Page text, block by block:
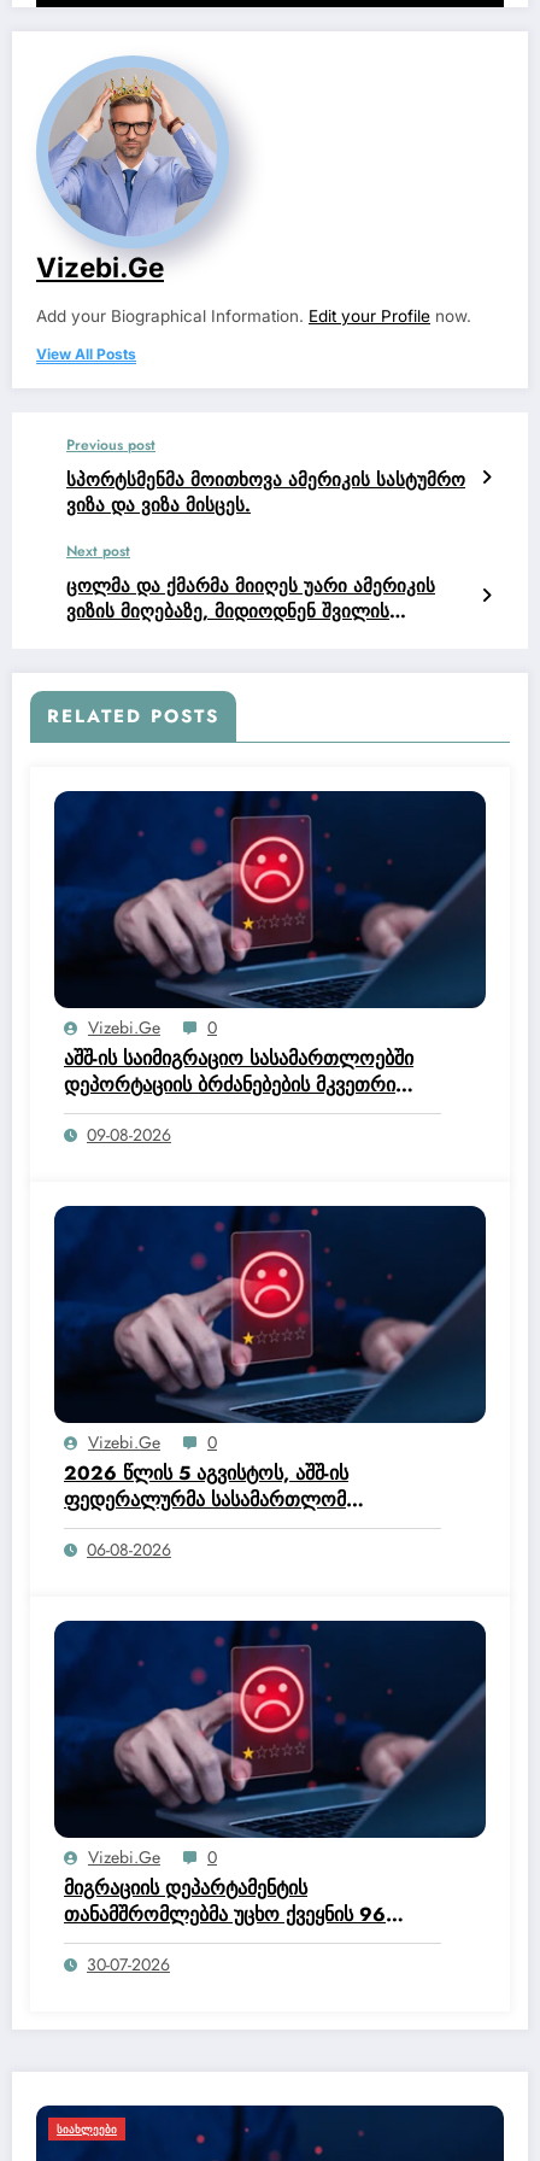
Vizebi.ge
Add your Biographical Information. Edit your Profile now.
View All Posts
Previous post
სპორტსმენმა მოითხოვა ამერიკის სასტუმრო
ვიზა და ვიზა მისცეს.
Next post
ცოლმა და ქმარმა მიიღეს უარი ამერიკის
ვიზის მიღებაზე, მიდიოდნენ შვილის
RELATED POSTS
Vizebi.ge 0
აშშ-ის საიმიგრაციო სასამართლოებში
დეპორტაციის ბრძანებების მკვეთრი
ზრდა დაფიქსირდა, მხოლოდ 2026
წლის ივნისში მოსამართლეებმა 78 882
09-08-2026
Vizebi.ge 0
2026 წლის 5 აგვისტოს, აშშ-ის
ფედერალურმა სასამართლომ
ოფიციალურად მისცა ტრამპის
ადმინისტრაციას უფლებამოსილება,
06-08-2026
Vizebi.ge 0
მიგრაციის დეპარტამენტის
თანამშრომლებმა უცხო ქვეყნის 96
მოქალაქე საქართველოდან გააძევეს –
შსს30-07-2026
ᲡᲐᲡᲐᲠᲒᲔᲑᲚᲝ ᲘᲜᲤᲝᲠᲛᲐᲪᲘᲐ